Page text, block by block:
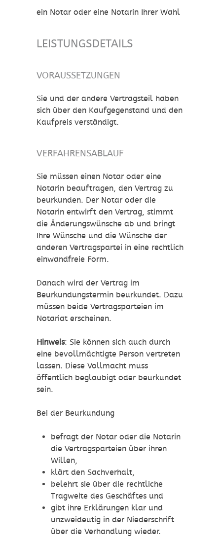
ein Notar oder eine Notarin Ihrer Wahl
LEISTUNGSDETAILS
VORAUSSETZUNGEN
Sie und der andere Vertragsteil haben
sich über den Kaufgegenstand und den
Kaufpreis verständigt.
VERFAHRENSABLAUF
Sie müssen einen Notar oder eine
Notarin beauftragen, den Vertrag zu
beurkunden. Der Notar oder die
Notarin entwirft den Vertrag, stimmt
die Änderungswünsche ab und bringt
Ihre Wünsche und die Wünsche der
anderen Vertragspartei in eine rechtlich
einwandfreie Form.
Danach wird der Vertrag im
Beurkundungstermin beurkundet. Dazu
müssen beide Vertragsparteien im
Notariat erscheinen.
Hinweis: Sie können sich auch durch
eine bevollmächtigte Person vertreten
lassen. Diese Vollmacht muss
öffentlich beglaubigt oder beurkundet
sein.
Bei der Beurkundung
befragt der Notar oder die Notarin
die Vertragsparteien über ihren
Willen,
klärt den Sachverhalt,
belehrt sie über die rechtliche
Tragweite des Geschäftes und
gibt ihre Erklärungen klar und
unzweideutig in der Niederschrift
über die Verhandlung wieder.